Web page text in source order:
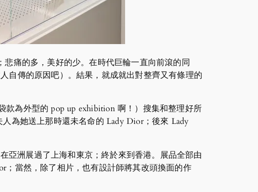
痛的多，美好的少。在時代巨輪一直向前滾的同
自傳的原因吧）。結果，就成就出對整齊又有條理的
為外型的 pop up exhibition 啊！）搜集和整理好所
為她送上那時還未名命的 Lady Dior；後來 Lady
亞洲展過了上海和東京；終於來到香港。展品全部由
當然，除了相片，也有設計師將其改頭換面的作